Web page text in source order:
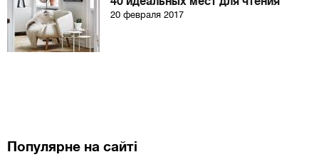
20 февраля 2017
Популярне на сайті